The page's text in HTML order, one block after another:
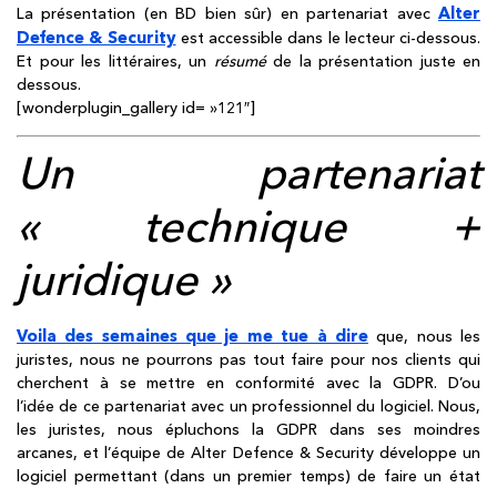
La présentation (en BD bien sûr) en partenariat avec Alter
Defence & Securityest accessible dans le lecteur ci-dessous.
Et pour les littéraires, un résuméde la présentation juste en
dessous.
[wonderplugin_gallery id= »121″]
Un partenariat
« technique +
juridique »
Voila des semaines que je me tue à direque, nous les
juristes, nous ne pourrons pas tout faire pour nos clients qui
cherchent à se mettre en conformité avec la GDPR. D’ou
l’idée de ce partenariat avec un professionnel du logiciel. Nous,
les juristes, nous épluchons la GDPR dans ses moindres
arcanes, et l’équipe de Alter Defence & Security développe un
logiciel permettant (dans un premier temps) de faire un état